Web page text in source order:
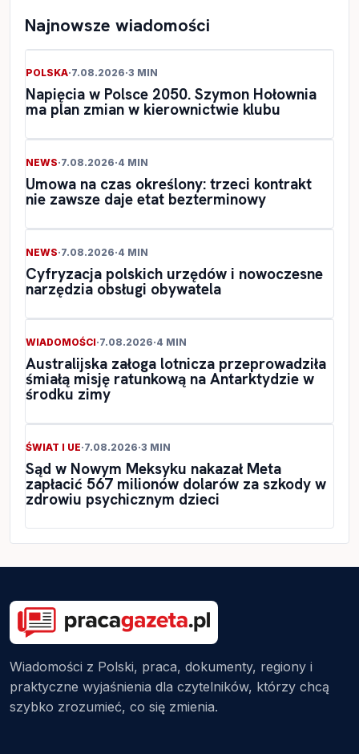
Najnowsze wiadomości
POLSKA·7.08.2026·3 MIN
Napięcia w Polsce 2050. Szymon Hołownia
ma plan zmian w kierownictwie klubu
NEWS·7.08.2026·4 MIN
Umowa na czas określony: trzeci kontrakt
nie zawsze daje etat bezterminowy
NEWS·7.08.2026·4 MIN
Cyfryzacja polskich urzędów i nowoczesne
narzędzia obsługi obywatela
WIADOMOŚCI·7.08.2026·4 MIN
Australijska załoga lotnicza przeprowadziła
śmiałą misję ratunkową na Antarktydzie w
środku zimy
ŚWIAT I UE·7.08.2026·3 MIN
Sąd w Nowym Meksyku nakazał Meta
zapłacić 567 milionów dolarów za szkody w
zdrowiu psychicznym dzieci
Wiadomości z Polski, praca, dokumenty, regiony i
praktyczne wyjaśnienia dla czytelników, którzy chcą
szybko zrozumieć, co się zmienia.